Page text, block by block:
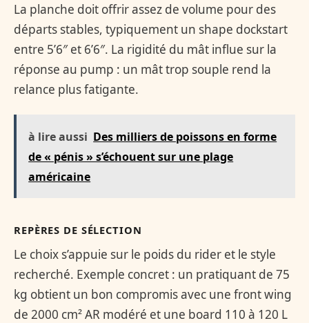
La planche doit offrir assez de volume pour des
départs stables, typiquement un shape dockstart
entre 5’6″ et 6’6″. La rigidité du mât influe sur la
réponse au pump : un mât trop souple rend la
relance plus fatigante.
à lire aussi Des milliers de poissons en forme
de « pénis » s’échouent sur une plage
américaine
REPÈRES DE SÉLECTION
Le choix s’appuie sur le poids du rider et le style
recherché. Exemple concret : un pratiquant de 75
kg obtient un bon compromis avec une front wing
de 2000 cm² AR modéré et une board 110 à 120 L